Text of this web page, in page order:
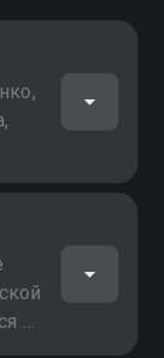
И
с